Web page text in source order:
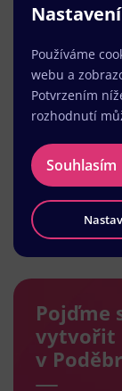
Pojďme
vytvořit
v
Nastavení
Používáme
webu a
Potvrzením
rozhodnutí
Souhlasím